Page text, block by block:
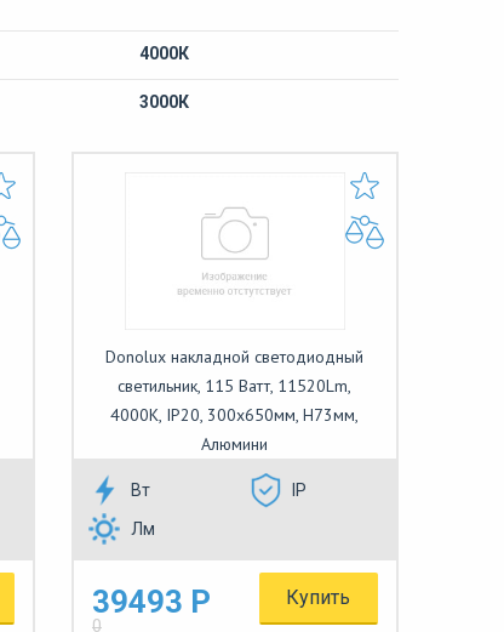
4000К
3000К
Donolux накладной светодиодный
светильник, 115 Ватт, 11520Lm,
4000К, IP20, 300х650мм, H73мм,
Алюмини
Вт
IP
Лм
39493 Р
0
Купить